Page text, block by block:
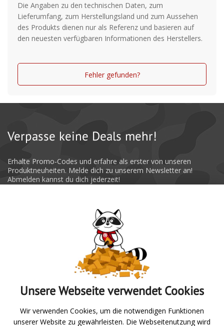
Die Angaben zu den technischen Daten, zum
Lieferumfang, zum Herstellungsland und zum Aussehen
des Produkts dienen nur als Referenz und basieren auf
den neuesten verfügbaren Informationen des Herstellers.
Fehler gefunden?
Verpasse keine Deals mehr!
Erhalte Promo-Codes und erfahre als erster von unseren
Produktneuheiten. Melde dich zu unserem Newsletter an!
Abmelden kannst du dich jederzeit!
Absenden
Unsere Webseite verwendet Cookies
Wir verwenden Cookies, um die notwendigen Funktionen
unserer Website zu gewährleisten. Die Webseitenutzung wird